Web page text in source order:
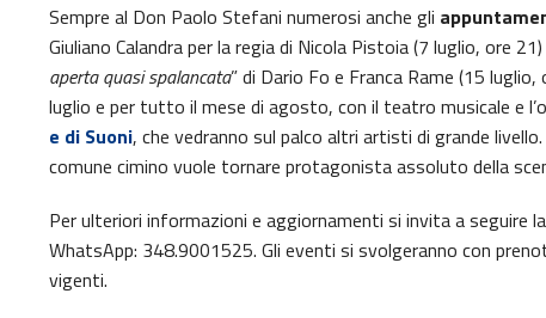
Sempre al Don Paolo Stefani numerosi anche gli
Giuliano Calandra per la regia di Nicola Pistoia (7 luglio, ore
aperta quasi spalancata” di Dario Fo e Franca Rame (15
luglio e per tutto il mese di agosto, con il teatro musicale e
e di Suoni, che vedranno sul palco altri artisti di grande
comune cimino vuole tornare protagonista assoluto della
Per ulteriori informazioni e aggiornamenti si invita a seguire
WhatsApp: 348.9001525. Gli eventi si svolgeranno con
vigenti.